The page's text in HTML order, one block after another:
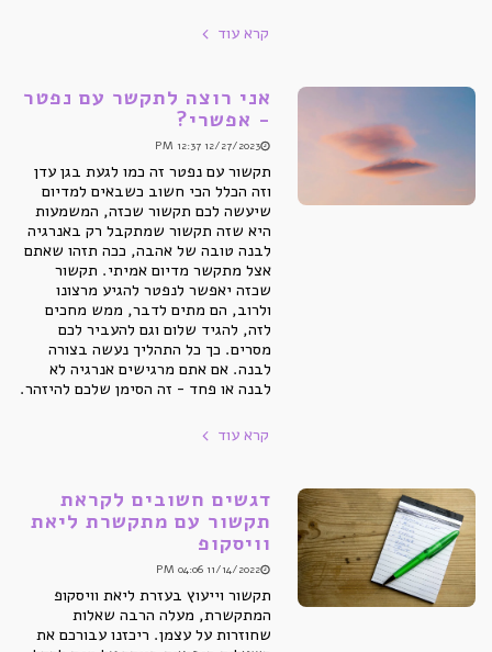
קרא עוד
אני רוצה לתקשר עם נפטר
- אפשרי?
12/27/2023 12:37 PM
תקשור עם נפטר זה כמו לגעת בגן עדן
וזה הכלל הכי חשוב כשבאים למדיום
שיעשה לכם תקשור שכזה, המשמעות
היא שזה תקשור שמתקבל רק באנרגיה
לבנה טובה של אהבה, ככה תזהו שאתם
אצל מתקשר מדיום אמיתי. תקשור
שכזה יאפשר לנפטר להגיע מרצונו
ולרוב, הם מתים לדבר, ממש מחכים
לזה, להגיד שלום וגם להעביר לכם
מסרים. כך כל התהליך נעשה בצורה
לבנה. אם אתם מרגישים אנרגיה לא
לבנה או פחד - זה הסימן שלכם להיזהר.
קרא עוד
דגשים חשובים לקראת
תקשור עם מתקשרת ליאת
וויסקופ
11/14/2022 04:06 PM
תקשור וייעוץ בעזרת ליאת וויסקופ
המתקשרת, מעלה הרבה שאלות
שחוזרות על עצמן. ריכזנו עבורכם את